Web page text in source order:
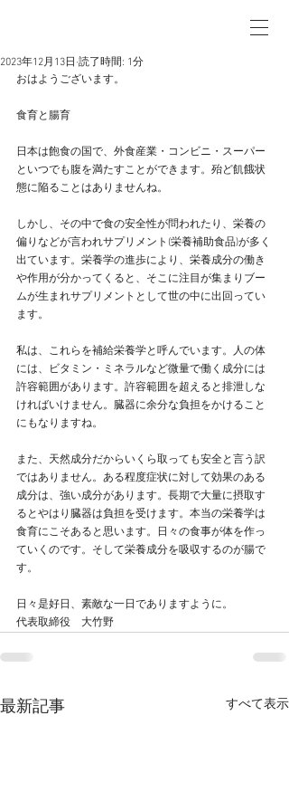
2023年12月13日 読了時間: 1分
おはようございます。
食育と腸育
日本は飽食の国で、外食産業・コンビニ・スーパー
といつでも腹を満たすことができます。殆ど飢餓状
態に陥ることはありませんね。
しかし、その中で食の安全性が問われたり、栄養の
偏りなどが言われサプリメント(栄養補助食品)が多く
出ています。栄養学の進歩により、栄養成分の働き
や作用が分かってくると、そこに注目が集まりブー
ムが生まれサプリメントとして世の中に出回ってい
ます。
私は、これらを補給栄養学と呼んでいます。人の体
には、ビタミン・ミネラルなど微量で働く成分には
許容範囲があります。許容範囲を超えると排泄しな
ければいけません。臓器に余分な負担をかけること
にもなりますね。
また、天然成分だからいくら取っても安全と言う訳
ではありません。ある程度症状に対して効果のある
成分は、強い成分があります。長期で大量に摂取す
るとやはり臓器は負担を受けます。本当の栄養学は
食育にこそあると思います。日々の食事が体を作っ
ていくのです。そして栄養成分を吸収するのが腸で
す。
日々是好日、素敵な一日でありますように。
代表取締役　大竹野
最新記事 すべて表示